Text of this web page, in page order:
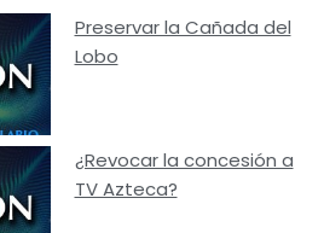
Preservar la Cañada del
Lobo
¿Revocar la concesión a
TV Azteca?